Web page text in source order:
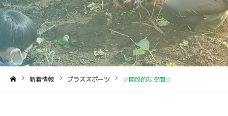
新着情報 プラススポーツ ☆開放的な空間☆